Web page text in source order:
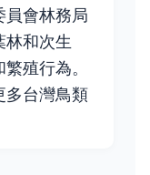
員會林務局
林和次生
殖行為。
多台灣鳥類